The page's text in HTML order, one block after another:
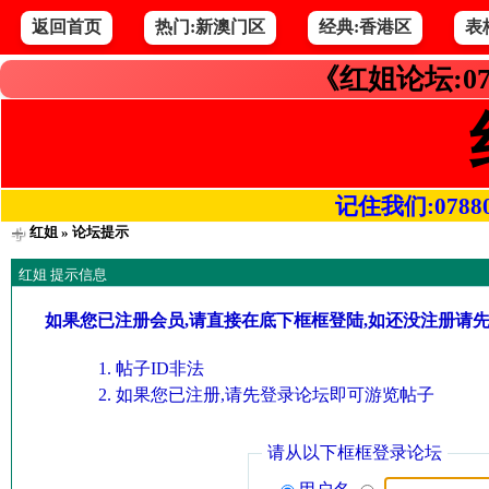
返回首页 热门:新澳门区 经典:香港区 表
《红姐论坛
记住我们
红姐» 论坛提示
红姐 提示信息
如果您已注册会员,请直接在底下框框登陆,如还没注册请
帖子ID非法
如果您已注册,请先登录论坛即可游览帖子
请从以下框框登录论坛